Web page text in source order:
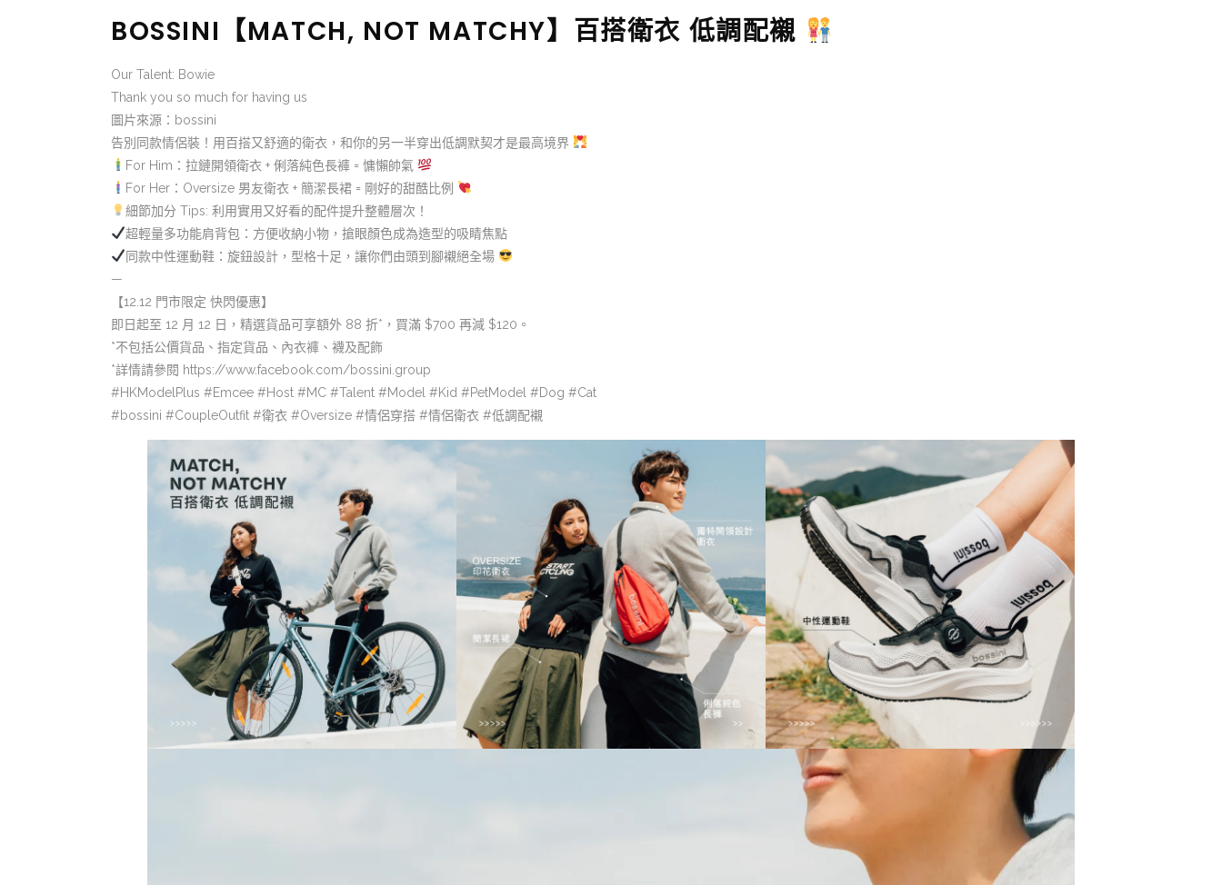
BOSSINI【MATCH, NOT MATCHY】百搭衛衣 低調配襯
Our Talent: Bowie
Thank you so much for having us
圖片來源：bossini
告別同款情侶裝！用百搭又舒適的衛衣，和你的另一半穿出低調默契才是最高境界
For Him：拉鏈開領衛衣 + 俐落純色長褲 = 慵懶帥氣
For Her：Oversize 男友衛衣 + 簡潔長裙 = 剛好的甜酷比例
細節加分 Tips: 利用實用又好看的配件提升整體層次！
超輕量多功能肩背包：方便收納小物，搶眼顏色成為造型的吸睛焦點
同款中性運動鞋：旋鈕設計，型格十足，讓你們由頭到腳襯絕全場
—
【12.12 門市限定 快閃優惠】
即日起至 12 月 12 日，精選貨品可享額外 88 折*，買滿 $700 再減 $120。
*不包括公價貨品、指定貨品、內衣褲、襪及配飾
*詳情請參閱 https://www.facebook.com/bossini.group
#HKModelPlus #Emcee #Host #MC #Talent #Model #Kid #PetModel #Dog #Cat
#bossini #CoupleOutfit #衛衣 #Oversize #情侶穿搭 #情侶衛衣 #低調配襯